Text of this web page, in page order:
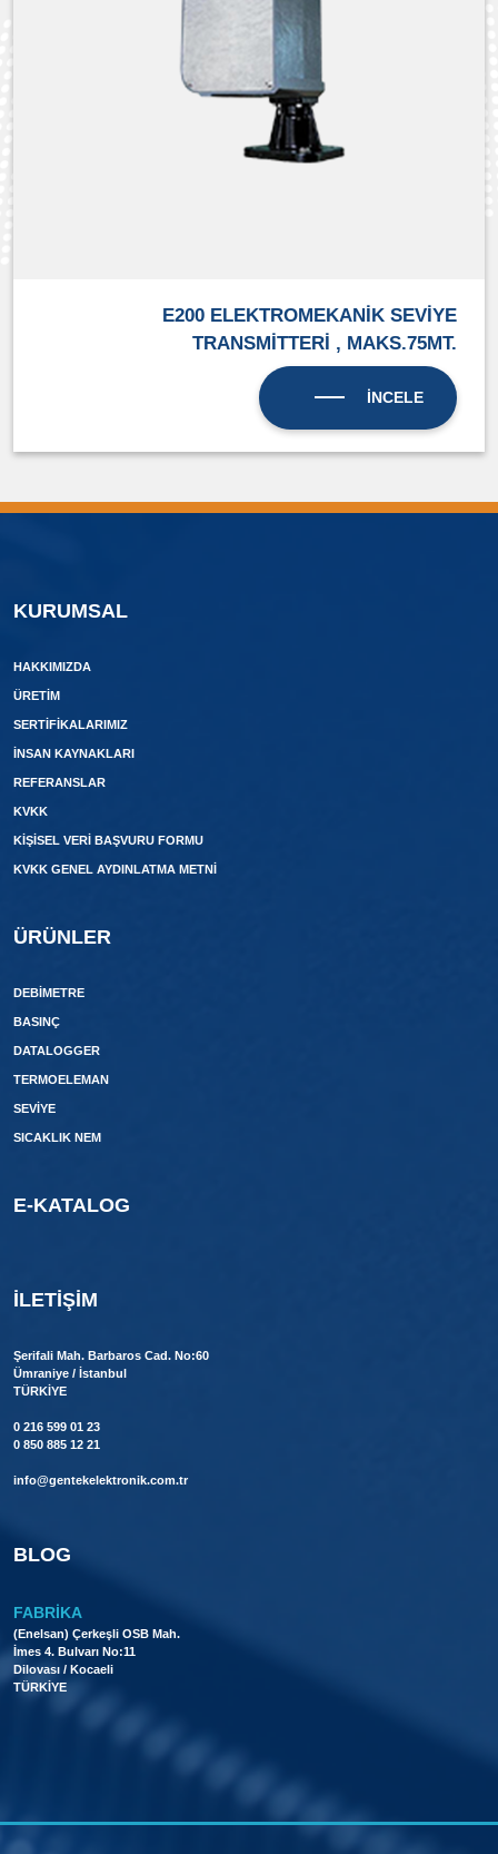
E200 ELEKTROMEKANİK SEVİYE
TRANSMİTTERİ , MAKS.75MT.
İNCELE
KURUMSAL
HAKKIMIZDA
ÜRETIM
SERTIFIKALARIMIZ
İNSAN KAYNAKLARI
REFERANSLAR
KVKK
KIŞISEL VERI BAŞVURU FORMU
KVKK GENEL AYDINLATMA METNI
ÜRÜNLER
DEBIMETRE
BASINÇ
DATALOGGER
TERMOELEMAN
SEVİYE
SICAKLIK NEM
E-KATALOG
İLETIŞIM
Şerifali Mah. Barbaros Cad. No:60
Ümraniye / İstanbul
TÜRKİYE
0 216 599 01 23
0 850 885 12 21
info@gentekelektronik.com.tr
BLOG
FABRIKA
(Enelsan) Çerkeşli OSB Mah.
İmes 4. Bulvarı No:11
Dilovası / Kocaeli
TÜRKİYE